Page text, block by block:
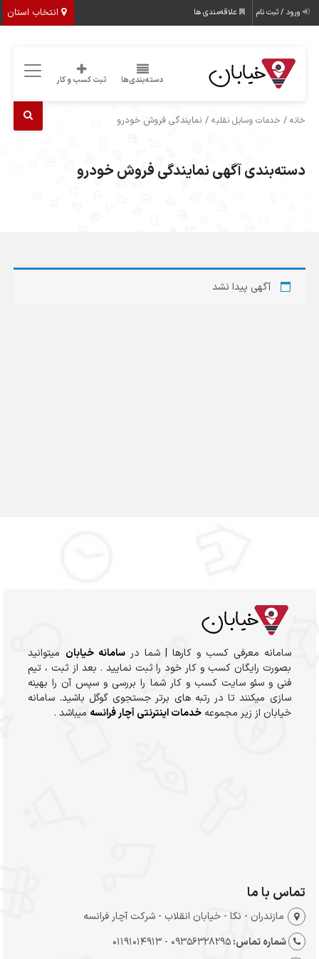
انتخاب استان ورود / ثبت نام علاقه‌مندی ها
دسته‌بندی‌ها ثبت کسب و کار
خانه / خدمات وسایل نقلیه / نمایندگی فروش خودرو
دسته‌بندی آگهی نمایندگی فروش خودرو
آگهی پیدا نشد
سامانه معرفی کسب و کارها | شما درسامانه خیابان میتوانید
بصورت رایگان کسب و کار خود را ثبت نمایید . بعد از ثبت ، تیم
فنی و سئو سایت کسب و کار شما را بررسی و سپس آن را بهینه
سازی میکنند تا در رتبه های برتر جستجوی گوگل باشید. سامانه
خیابان از زیر مجموعهخدمات اینترنتی آچار فرانسه میباشد .
تماس با ما
مازندران - نکا - خیابان انقلاب - شرکت آچار فرانسه
شماره تماس:09356328295 - 01191014913